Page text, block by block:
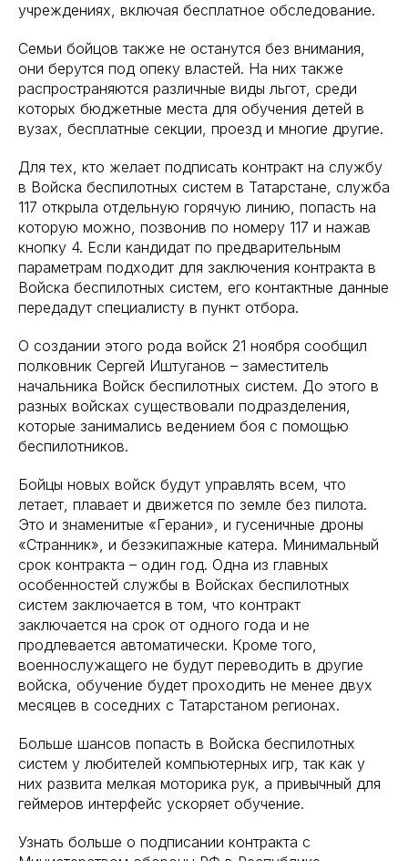
учреждениях, включая бесплатное обследование.
Семьи бойцов также не останутся без внимания,
они берутся под опеку властей. На них также
распространяются различные виды льгот, среди
которых бюджетные места для обучения детей в
вузах, бесплатные секции, проезд и многие другие.
Для тех, кто желает подписать контракт на службу
в Войска беспилотных систем в Татарстане, служба
117 открыла отдельную горячую линию, попасть на
которую можно, позвонив по номеру 117 и нажав
кнопку 4. Если кандидат по предварительным
параметрам подходит для заключения контракта в
Войска беспилотных систем, его контактные данные
передадут специалисту в пункт отбора.
О создании этого рода войск 21 ноября сообщил
полковник Сергей Иштуганов – заместитель
начальника Войск беспилотных систем. До этого в
разных войсках существовали подразделения,
которые занимались ведением боя с помощью
беспилотников.
Бойцы новых войск будут управлять всем, что
летает, плавает и движется по земле без пилота.
Это и знаменитые «Герани», и гусеничные дроны
«Странник», и безэкипажные катера. Минимальный
срок контракта – один год. Одна из главных
особенностей службы в Войсках беспилотных
систем заключается в том, что контракт
заключается на срок от одного года и не
продлевается автоматически. Кроме того,
военнослужащего не будут переводить в другие
войска, обучение будет проходить не менее двух
месяцев в соседних с Татарстаном регионах.
Больше шансов попасть в Войска беспилотных
систем у любителей компьютерных игр, так как у
них развита мелкая моторика рук, а привычный для
геймеров интерфейс ускоряет обучение.
Узнать больше о подписании контракта с